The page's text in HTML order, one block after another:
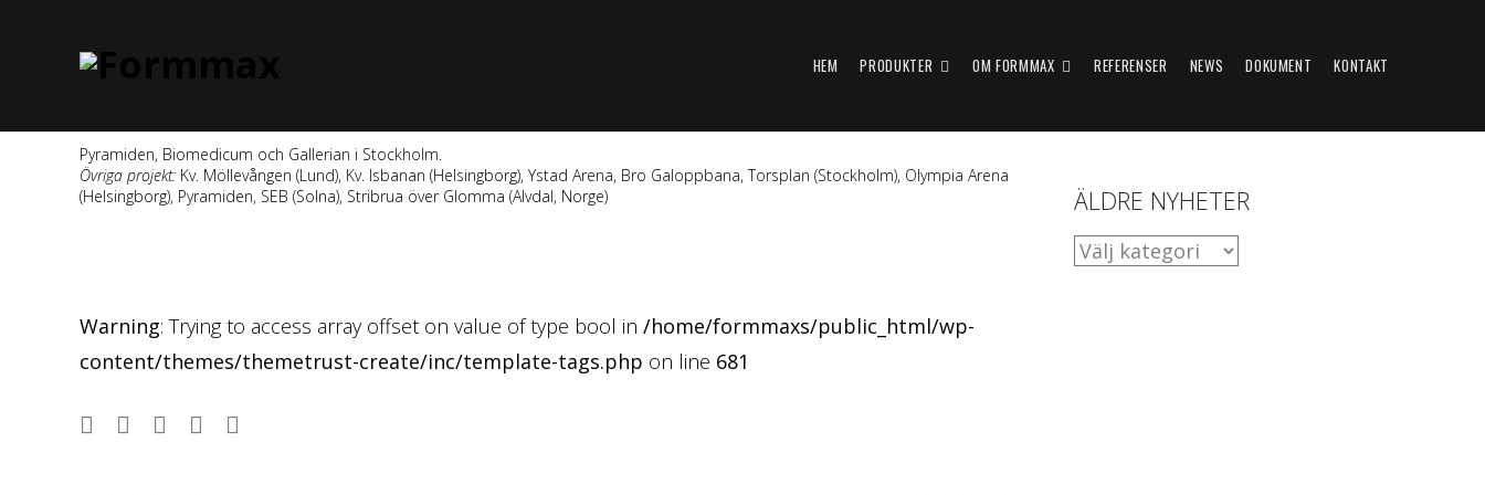
HEM PRODUKTER OM FORMMAX REFERENSER NEWS DOKUMENT KONTAKT
Pyramiden, Biomedicum och Gallerian i Stockholm.
Övriga projekt: Kv. Möllevången (Lund), Kv. Isbanan (Helsingborg), Ystad Arena, Bro Galoppbana, Torsplan (Stockholm), Olympia Arena
(Helsingborg), Pyramiden, SEB (Solna), Stribrua över Glomma (Alvdal, Norge)
Warning: Trying to access array offset on value of type bool in /home/formmaxs/public_html/wp-
content/themes/themetrust-create/inc/template-tags.php on line 681
ÄLDRE NYHETER
ÄLDRE